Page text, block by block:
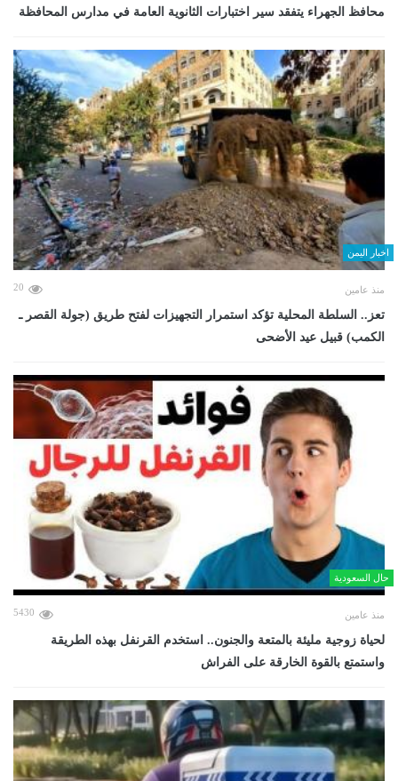
محافظ الجهراء يتفقد سير اختبارات الثانوية العامة في مدارس المحافظة
اخبار اليمن
منذ عامين 20
تعز.. السلطة المحلية تؤكد استمرار التجهيزات لفتح طريق (جولة القصر ـ
الكمب) قبيل عيد الأضحى
حال السعودية
منذ عامين 5430
لحياة زوجية مليئة بالمتعة والجنون.. استخدم القرنفل بهذه الطريقة
واستمتع بالقوة الخارقة على الفراش